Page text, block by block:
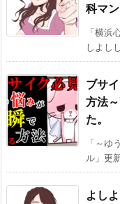
科マ
「横浜
しよし
ブサ
方法
た。
「～ゆ
ル」更
よし